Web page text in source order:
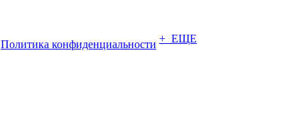
Политика конфиденциальности + ЕЩЕ